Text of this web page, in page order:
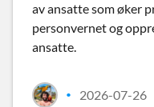
av ansatte som øker
personvernet og
ansatte.
• 2026-07-26